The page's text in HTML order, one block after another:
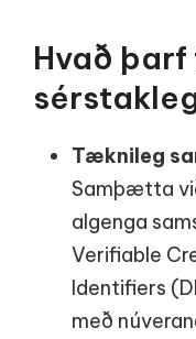
Hvað
Tæknileg
Samþætta
algenga
Verifiable
Identifiers
með